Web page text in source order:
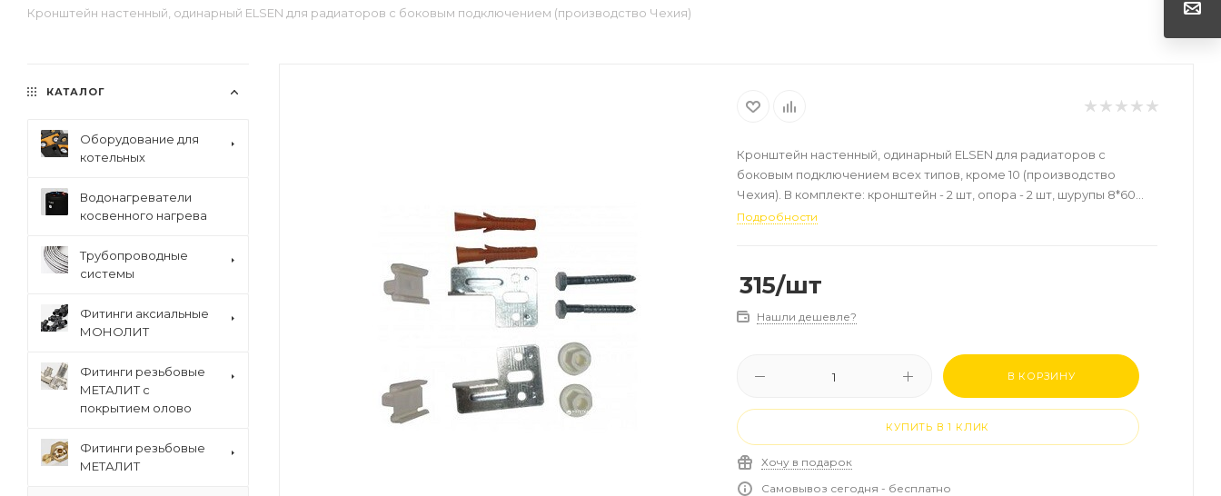
Кронштейн настенный, одинарный ELSEN для радиаторов с боковым подключением (производство Чехия)
Кронштейн настенный, одинарный ELSEN для радиаторов с
боковым подключением всех типов, кроме 10 (производство
Чехия). В комплекте: кронштейн - 2 шт, опора - 2 шт, шурупы 8*60
мм, дюбели Ø10 мм
Подробности
315/шт
Нашли дешевле?
В КОРЗИНУ
КУПИТЬ В 1 КЛИК
Хочу в подарок
Самовывоз сегодня - бесплатно
КАТАЛОГ
Оборудование для
котельных
Водонагреватели
косвенного нагрева
Трубопроводные
системы
Фитинги аксиальные
МОНОЛИТ
Фитинги резьбовые
МЕТАЛИТ с
покрытием олово
Фитинги резьбовые
МЕТАЛИТ